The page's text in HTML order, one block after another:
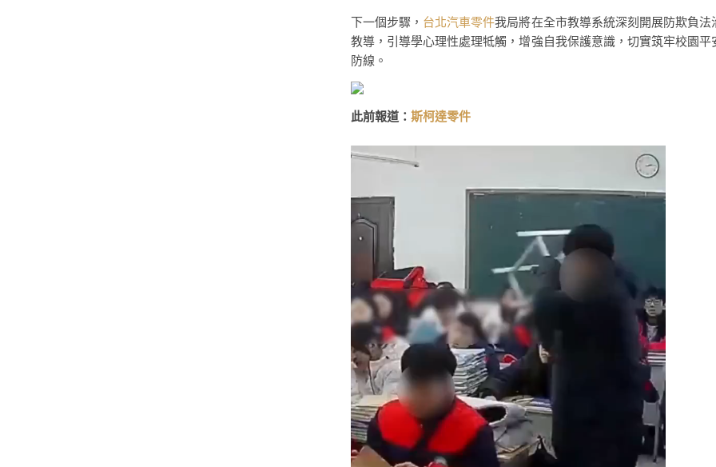
下一個步驟， 台北汽車零件我局將在全市教導系統深刻開展防欺負法
教導，引導學心理性處理牴觸，增強自我保護意識，切實筑牢校園平
防線。
此前報道： 斯柯達零件